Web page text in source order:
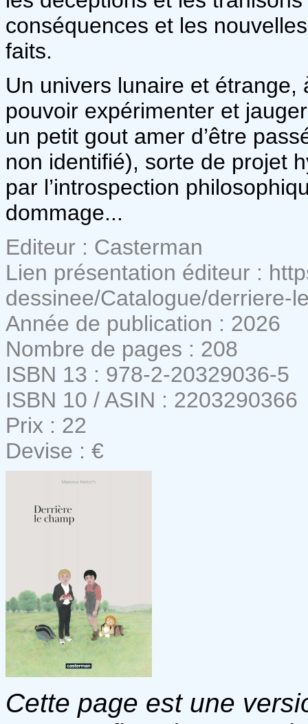
conséquences et les
faits.
Un univers lunaire et étrange,
pouvoir expérimenter et
un petit gout amer d’être
non identifié), sorte de projet
par l’introspection
dommage...
Editeur : Casterman
Lien présentation éditeur :
dessinee/Catalogue/derriere-
Année de publication : 2026
Nombre de pages : 208
ISBN 13 : 978-2-20329036-5
ISBN 10 / ASIN : 2203290366
Prix : 22
Devise : €
Cette page est une